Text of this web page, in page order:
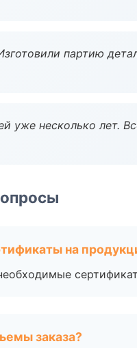
партию
уже несколько лет.
на
заказа?